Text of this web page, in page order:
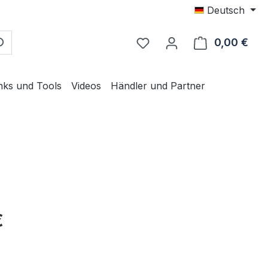
Deutsch
0,00 €
und Tools Videos Händler und Partner